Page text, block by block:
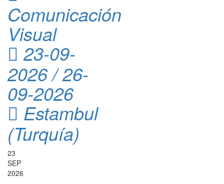
Comunicación
Visual
23-09-
2026 / 26-
09-2026
Estambul
(Turquía)
23
SEP
2026